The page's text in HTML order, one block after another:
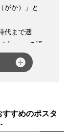
がか）」と
代まで遡
「ass」の語
を固定した
どでメニュ
所やシーン
すめのポスタ